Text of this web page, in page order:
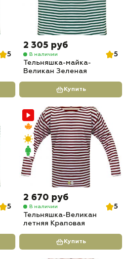
5
2 305 руб
В наличии
5
Тельняшка-майка-
Великан Зеленая
Купить
5
2 670 руб
В наличии
5
Тельняшка-Великан
летняя Краповая
Купить